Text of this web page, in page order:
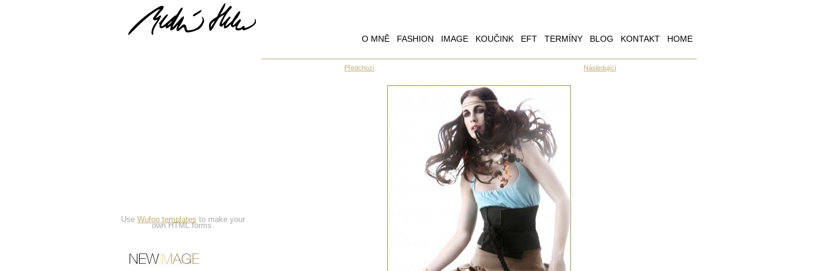
HOME
KONTAKT
BLOG
TERMÍNY
EFT
KOUČINK
IMAGE
FASHION
O MNĚ
Předchozí Následující
Use Wufoo templates to make your
own HTML forms.